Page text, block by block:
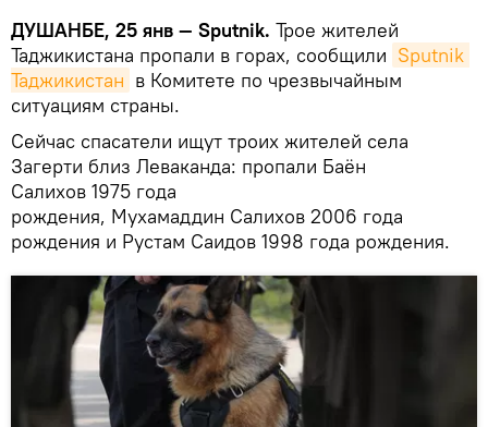
ДУШАНБЕ, 25 янв — Sputnik. Трое жителей
Таджикистана пропали в горах, сообщили Sputnik
Таджикистан в Комитете по чрезвычайным
ситуациям страны.
Сейчас спасатели ищут троих жителей села
Загерти близ Леваканда: пропали Баён
Салихов 1975 года
рождения, Мухамаддин Салихов 2006 года
рождения и Рустам Саидов 1998 года рождения.